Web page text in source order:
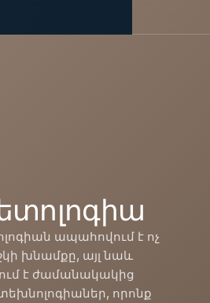
ապահովում է ոչ
խնամքը, այլ նաև
է ժամանակակից
որոնք